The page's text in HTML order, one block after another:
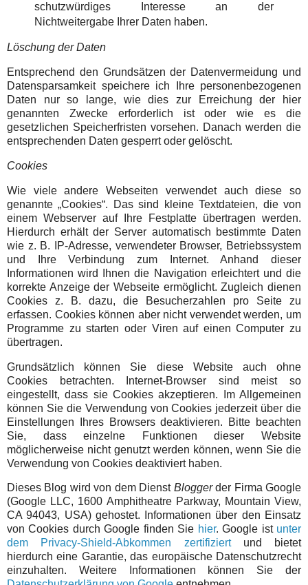
schutzwürdiges Interesse an der
Nichtweitergabe Ihrer Daten haben.
Löschung der Daten
Entsprechend den Grundsätzen der Datenvermeidung und
Datensparsamkeit speichere ich Ihre personenbezogenen
Daten nur so lange, wie dies zur Erreichung der hier
genannten Zwecke erforderlich ist oder wie es die
gesetzlichen Speicherfristen vorsehen. Danach werden die
entsprechenden Daten gesperrt oder gelöscht.
Cookies
Wie viele andere Webseiten verwendet auch diese so
genannte „Cookies“. Das sind kleine Textdateien, die von
einem Webserver auf Ihre Festplatte übertragen werden.
Hierdurch erhält der Server automatisch bestimmte Daten
wie z. B. IP-Adresse, verwendeter Browser, Betriebssystem
und Ihre Verbindung zum Internet. Anhand dieser
Informationen wird Ihnen die Navigation erleichtert und die
korrekte Anzeige der Webseite ermöglicht. Zugleich dienen
Cookies z. B. dazu, die Besucherzahlen pro Seite zu
erfassen. Cookies können aber nicht verwendet werden, um
Programme zu starten oder Viren auf einen Computer zu
übertragen.
Grundsätzlich können Sie diese Website auch ohne
Cookies betrachten. Internet-Browser sind meist so
eingestellt, dass sie Cookies akzeptieren. Im Allgemeinen
können Sie die Verwendung von Cookies jederzeit über die
Einstellungen Ihres Browsers deaktivieren. Bitte beachten
Sie, dass einzelne Funktionen dieser Website
möglicherweise nicht genutzt werden können, wenn Sie die
Verwendung von Cookies deaktiviert haben.
Dieses Blog wird von dem Dienst Bloggerder Firma Google
(Google LLC, 1600 Amphitheatre Parkway, Mountain View,
CA 94043, USA) gehostet. Informationen über den Einsatz
von Cookies durch Google finden Sie hier. Google ist unter
dem Privacy-Shield-Abkommen zertifiziertund bietet
hierdurch eine Garantie, das europäische Datenschutzrecht
einzuhalten. Weitere Informationen können Sie der